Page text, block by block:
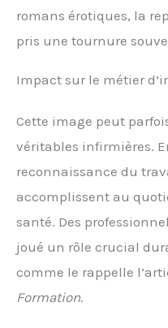
romans érotiques, la
pris une tournure
Impact sur le métier
Cette image peut
véritables infirmières.
reconnaissance du
accomplissent au
santé. Des
joué un rôle crucial
comme le rappelle
Formation.